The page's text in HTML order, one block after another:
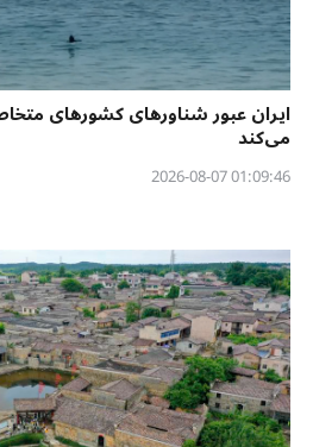
ایران عبور شناورهای کشورهای
می‌کند
01:09:46 2026-08-07